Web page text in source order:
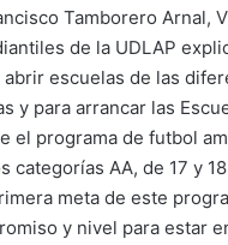
Tamborero Arnal,
de la UDLAP
abrir escuelas de las
y para arrancar las
el programa de futbol
categorías AA, de 17 y
meta de este
y nivel para estar